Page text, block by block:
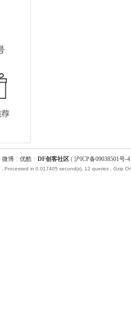
微博 优酷 DF创客社区 ( 沪ICP备09038501号-4
, Processed in 0.017405 second(s), 12 queries , Gzip On.